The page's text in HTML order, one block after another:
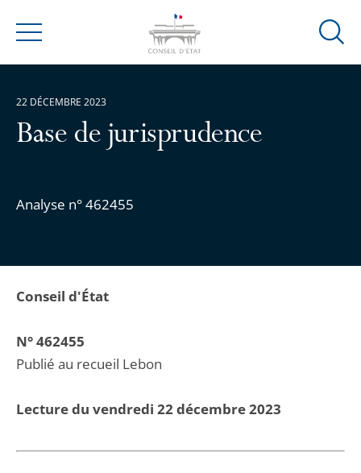
Menu
Ouvrir
Base de jurisprudence
Analyse n° 462455
22 DÉCEMBRE 2023
Conseil d'État
N° 462455
Publié au recueil Lebon
Lecture du vendredi 22 décembre 2023